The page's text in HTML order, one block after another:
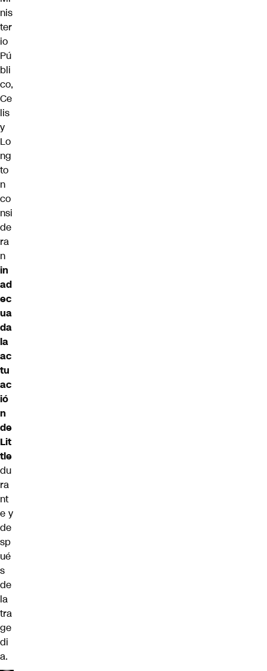
nis
ter
io
Pú
bli
co,
Ce
lis
y
Lo
ng
to
n
co
nsi
de
ra
n
in
ad
ec
ua
da
la
ac
tu
ac
ió
n
de
Lit
tle
du
ra
nt
e y
de
sp
ué
s
de
la
tra
ge
di
a.